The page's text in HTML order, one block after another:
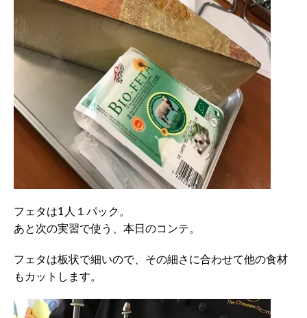
フェタは1人１パック。
あと次の実習で使う、本日のコンテ。
フェタは板状で細いので、その細さに合わせて他の食材
もカットします。